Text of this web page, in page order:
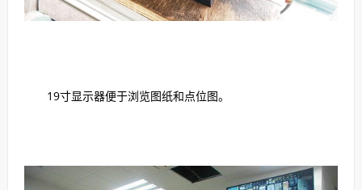
19寸显示器便于浏览图纸和点位图。